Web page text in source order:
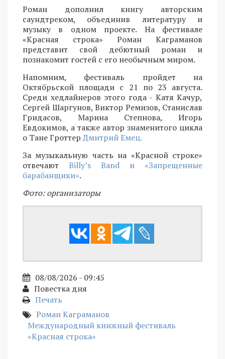
Роман дополнил книгу авторским
саундтреком, объединив литературу и
музыку в одном проекте. На фестивале
«Красная строка» Роман Каграманов
представит свой дебютный роман и
познакомит гостей с его необычным миром.
Напомним, фестиваль пройдет на
Октябрьской площади с 21 по 23 августа.
Среди хедлайнеров этого года - Катя Качур,
Сергей Шаргунов, Виктор Ремизов, Станислав
Гридасов, Марина Степнова, Игорь
Евдокимов, а также автор знаменитого цикла
о Тане ГроттерДмитрий Емец.
За музыкальную часть на «Красной строке»
отвечают Billy’s Band и «Запрещенные
барабанщики».
Фото: организаторы
08/08/2026 - 09:45
Повестка дня
Печать
Роман Каграманов
Международный книжный фестиваль
«Красная строка»